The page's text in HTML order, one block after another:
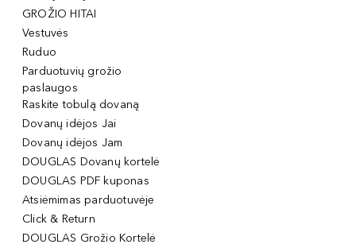
GROŽIO HITAI
Vestuvės
Ruduo
Parduotuvių grožio
paslaugos
Raskite tobulą dovaną
Dovanų idėjos Jai
Dovanų idėjos Jam
DOUGLAS Dovanų kortelė
DOUGLAS PDF kuponas
Atsiėmimas parduotuvėje
Click & Return
DOUGLAS Grožio Kortelė